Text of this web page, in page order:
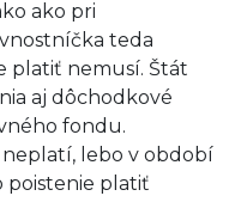
ako pri
teda
platiť nemusí. Štát
aj dôchodkové
fondu.
lebo v období
poistenie platiť